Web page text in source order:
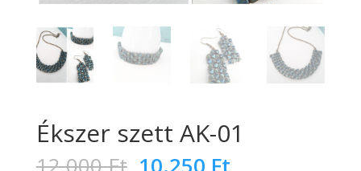
Ékszer szett AK-01
Original Current